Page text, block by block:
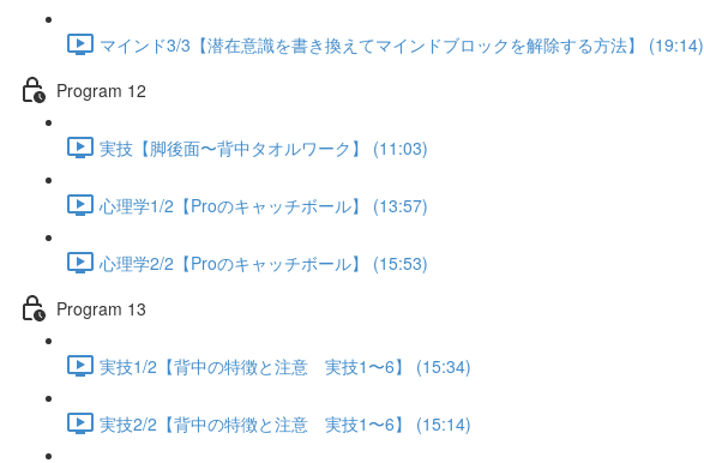
マインド3/3【潜在意識を書き換えてマインドブロックを解除する方法】 (19:14)
Program 12
実技【脚後面〜背中タオルワーク】 (11:03)
心理学1/2【Proのキャッチボール】 (13:57)
心理学2/2【Proのキャッチボール】 (15:53)
Program 13
実技1/2【背中の特徴と注意 実技1〜6】 (15:34)
実技2/2【背中の特徴と注意 実技1〜6】 (15:14)